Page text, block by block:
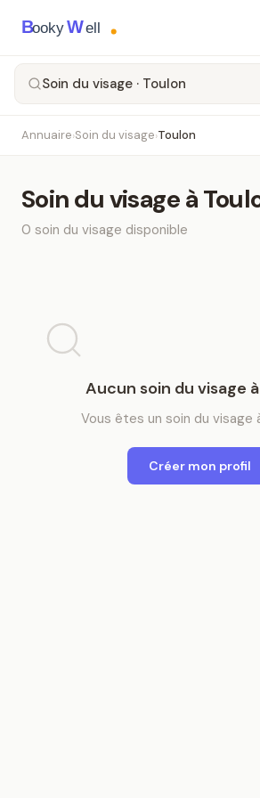
BookyWell
Soin du visage · Toulon
Annuaire›Soin du visage›Toulon
Soin du visageà
0 soin du visage disponible
Aucun soin du visage à
Vous êtes un soin du visage
Créer mon profil